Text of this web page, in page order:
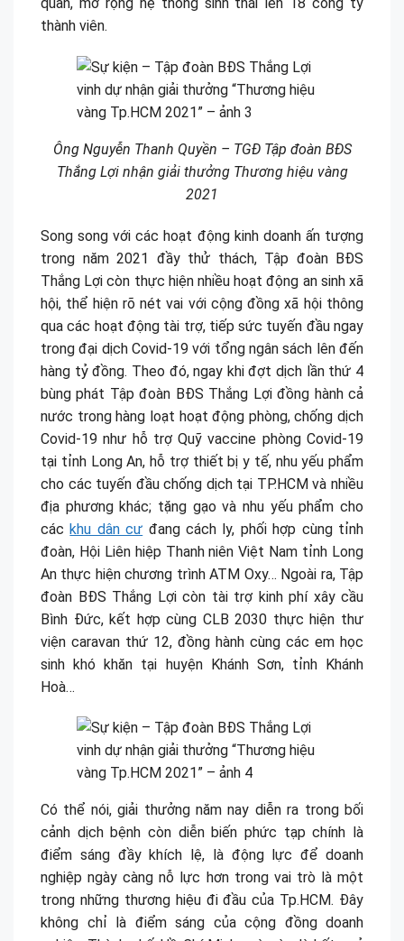
thành viên.
Ông Nguyễn Thanh Quyền – TGĐ Tập đoàn BĐS
Thắng Lợi nhận giải thưởng Thương hiệu vàng
2021
Song song với các hoạt động kinh doanh ấn tượng
trong năm 2021 đầy thử thách, Tập đoàn BĐS
Thắng Lợi còn thực hiện nhiều hoạt động an sinh xã
hội, thể hiện rõ nét vai với cộng đồng xã hội thông
qua các hoạt động tài trợ, tiếp sức tuyến đầu ngay
trong đại dịch Covid-19 với tổng ngân sách lên đến
hàng tỷ đồng. Theo đó, ngay khi đợt dịch lần thứ 4
bùng phát Tập đoàn BĐS Thắng Lợi đồng hành cả
nước trong hàng loạt hoạt động phòng, chống dịch
Covid-19 như hỗ trợ Quỹ vaccine phòng Covid-19
tại tỉnh Long An, hỗ trợ thiết bị y tế, nhu yếu phẩm
cho các tuyến đầu chống dịch tại TP.HCM và nhiều
địa phương khác; tặng gạo và nhu yếu phẩm cho
cáckhu dân cư đang cách ly, phối hợp cùng tỉnh
đoàn, Hội Liên hiệp Thanh niên Việt Nam tỉnh Long
An thực hiện chương trình ATM Oxy… Ngoài ra, Tập
đoàn BĐS Thắng Lợi còn tài trợ kinh phí xây cầu
Bình Đức, kết hợp cùng CLB 2030 thực hiện thư
viện caravan thứ 12, đồng hành cùng các em học
sinh khó khăn tại huyện Khánh Sơn, tỉnh Khánh
Hoà…
Có thể nói, giải thưởng năm nay diễn ra trong bối
cảnh dịch bệnh còn diễn biến phức tạp chính là
điểm sáng đầy khích lệ, là động lực để doanh
nghiệp ngày càng nỗ lực hơn trong vai trò là một
trong những thương hiệu đi đầu của Tp.HCM. Đây
không chỉ là điểm sáng của cộng đồng doanh